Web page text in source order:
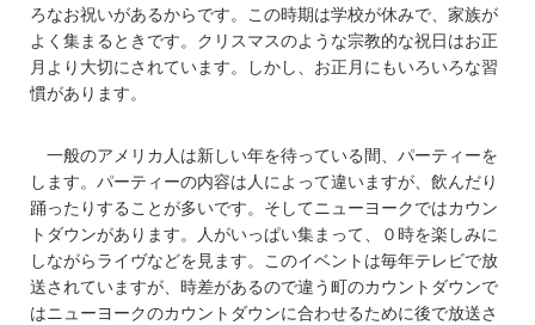
ろなお祝いがあるからです。この時期は学校が休みで、家族が
よく集まるときです。クリスマスのような宗教的な祝日はお正
月より大切にされています。しかし、お正月にもいろいろな習
慣があります。
一般のアメリカ人は新しい年を待っている間、パーティーを
します。パーティーの内容は人によって違いますが、飲んだり
踊ったりすることが多いです。そしてニューヨークではカウン
トダウンがあります。人がいっぱい集まって、０時を楽しみに
しながらライヴなどを見ます。このイベントは毎年テレビで放
送されていますが、時差があるので違う町のカウントダウンで
はニューヨークのカウントダウンに合わせるために後で放送さ